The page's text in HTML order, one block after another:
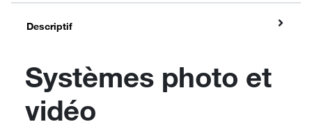
Descriptif
Systèmes photo et
vidéo